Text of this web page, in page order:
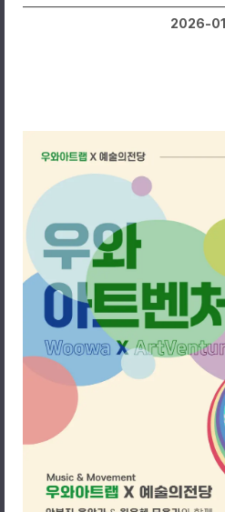
2026-